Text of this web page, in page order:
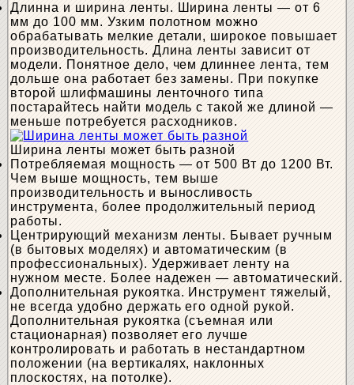
Длинна и ширина ленты. Ширина ленты — от 6
мм до 100 мм. Узким полотном можно
обрабатывать мелкие детали, широкое повышает
производительность. Длина ленты зависит от
модели. Понятное дело, чем длиннее лента, тем
дольше она работает без замены. При покупке
второй шлифмашины ленточного типа
постарайтесь найти модель с такой же длиной —
меньше потребуется расходников.
Ширина ленты может быть разной
Потребляемая мощность — от 500 Вт до 1200 Вт.
Чем выше мощность, тем выше
производительность и выносливость
инструмента, более продолжительный период
работы.
Центрирующий механизм ленты. Бывает ручным
(в бытовых моделях) и автоматическим (в
профессиональных). Удерживает ленту на
нужном месте. Более надежен — автоматический.
Дополнительная рукоятка. Инструмент тяжелый,
не всегда удобно держать его одной рукой.
Дополнительная рукоятка (съемная или
стационарная) позволяет его лучше
контролировать и работать в нестандартном
положении (на вертикалях, наклонных
плоскостях, на потолке).